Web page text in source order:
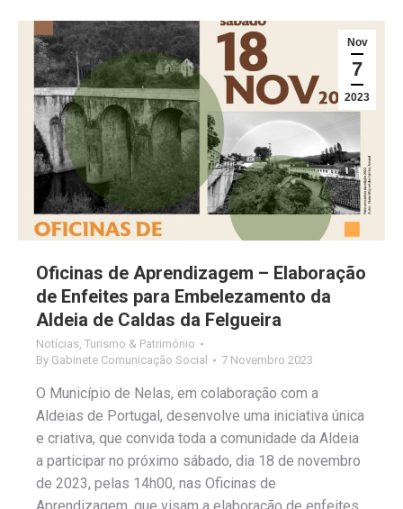
Nov
7
2023
Oficinas de Aprendizagem – Elaboração
de Enfeites para Embelezamento da
Aldeia de Caldas da Felgueira
Notícias, Turismo & Património
By Gabinete Comunicação Social 7 Novembro 2023
O Município de Nelas, em colaboração com a
Aldeias de Portugal, desenvolve uma iniciativa única
e criativa, que convida toda a comunidade da Aldeia
a participar no próximo sábado, dia 18 de novembro
de 2023, pelas 14h00, nas Oficinas de